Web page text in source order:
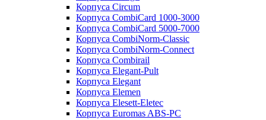
Корпуса Circum
Корпуса CombiCard 1000-3000
Корпуса CombiCard 5000-7000
Корпуса CombiNorm-Classic
Корпуса CombiNorm-Connect
Корпуса Combirail
Корпуса Elegant-Pult
Корпуса Elegant
Корпуса Elemen
Корпуса Elesett-Eletec
Корпуса Euromas ABS-PC